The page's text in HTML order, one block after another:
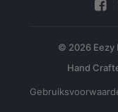
© 2026 Eezy